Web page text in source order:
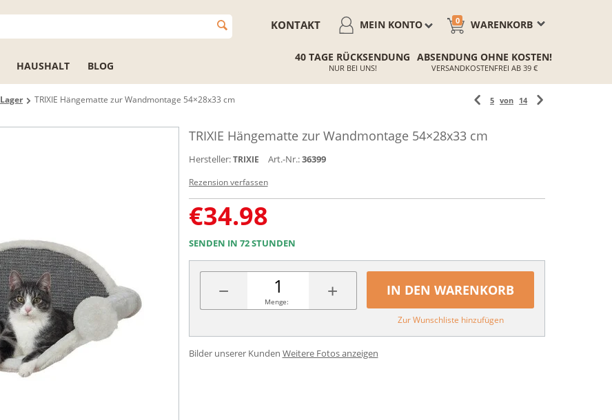
WARENKORB
0
MEIN KONTO
KONTAKT
HAUSHALT BLOG
40 TAGE RÜCKSENDUNG
NUR BEI UNS!
ABSENDUNG OHNE KOSTEN!
VERSANDKOSTENFREI AB 39 €
Lager TRIXIE Hängematte zur Wandmontage 54×28x33 cm 5 von 14
TRIXIE Hängematte zur Wandmontage 54×28x33 cm
Hersteller: TRIXIE Art.-Nr.:36399
Rezension verfassen
€34.98
SENDEN IN 72 STUNDEN
− +
Menge:
IN DEN WARENKORB
Zur Wunschliste hinzufügen
Bilder unserer Kunden Weitere Fotos anzeigen